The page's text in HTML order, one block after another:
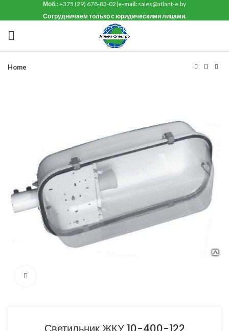
Моб.:+375 (29) 678-83-02 |e-mail: sales@atlant-e.by
Сотрудничаем только с юридическими лицами.
Home